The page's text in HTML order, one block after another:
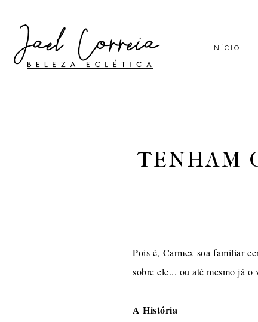
INÍCIO
TENHAM
Pois é, Carmex soa familiar
sobre ele... ou até mesmo já
A História